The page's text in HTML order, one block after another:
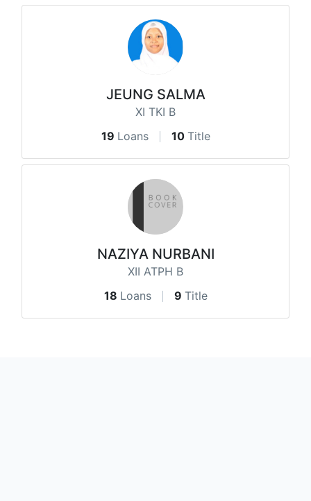
JEUNG SALMA
XI TKI B
19 Loans 10 Title
NAZIYA NURBANI
XII ATPH B
18 Loans 9 Title